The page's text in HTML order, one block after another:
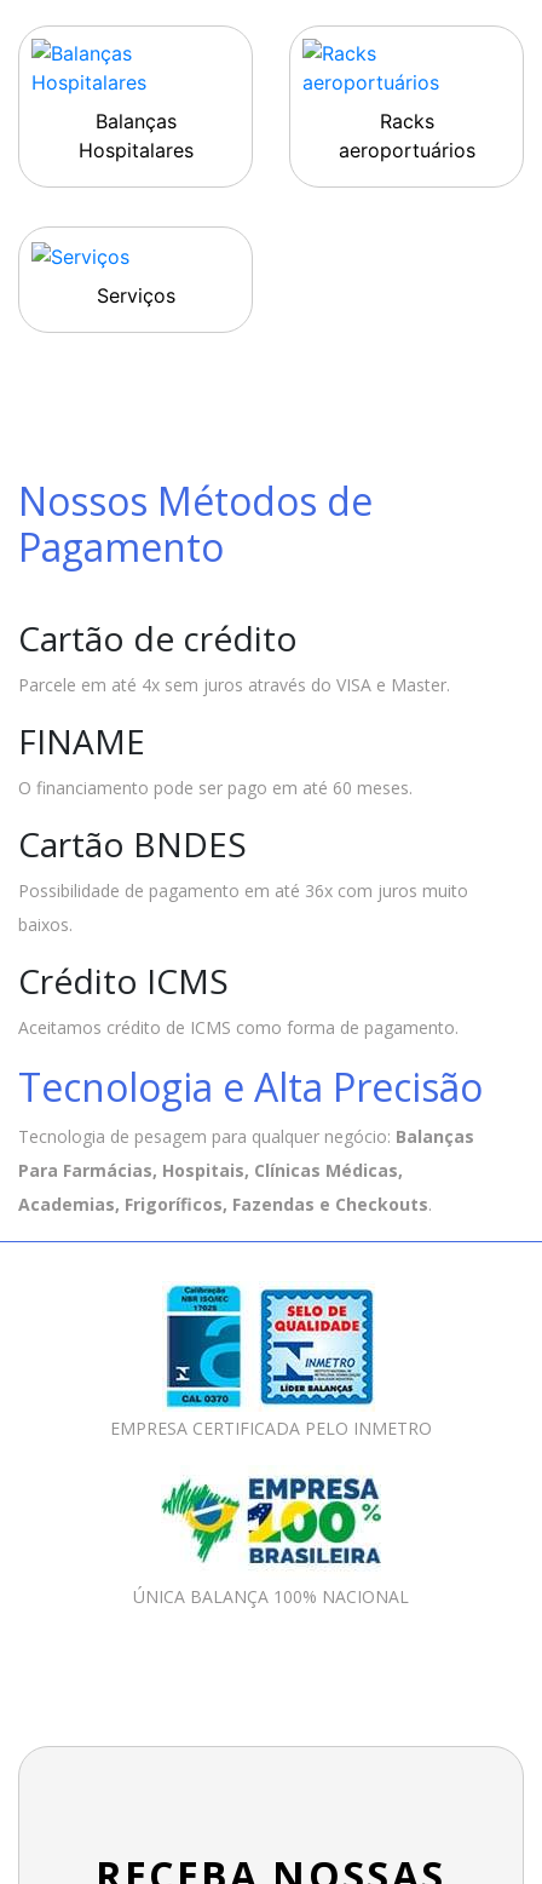
Balanças
Hospitalares
Racks
aeroportuários
Serviços
Nossos Métodos de
Pagamento
Cartão de crédito
Parcele em até 4x sem juros através do VISA e Master.
FINAME
O financiamento pode ser pago em até 60 meses.
Cartão BNDES
Possibilidade de pagamento em até 36x com juros muito
baixos.
Crédito ICMS
Aceitamos crédito de ICMS como forma de pagamento.
Tecnologia e Alta Precisão
Tecnologia de pesagem para qualquer negócio: Balanças
Para Farmácias, Hospitais, Clínicas Médicas,
Academias, Frigoríficos, Fazendas e Checkouts.
EMPRESA CERTIFICADA PELO INMETRO
ÚNICA BALANÇA 100% NACIONAL